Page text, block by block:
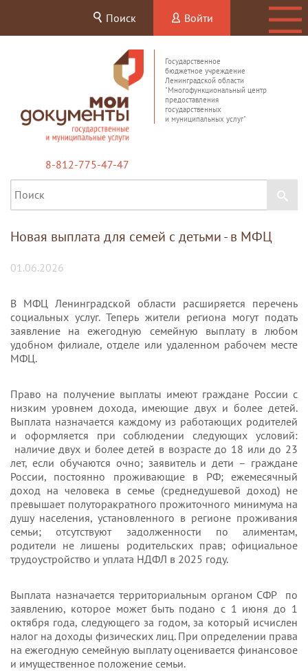
Поиск Войти
Государственное
бюджетное учреждение
Ленинградской области
"Многофункциональный центр
предоставления
государственных
и муниципальных услуг"
8-812-775-47-47
Новая выплата для семей с детьми - в МФЦ
01.06.2026
В МФЦ Ленинградской области расширяется перечень
социальных услуг. Теперь жители региона могут подать
заявление на ежегодную семейную выплату в любом
удобном филиале, отделе или удаленном рабочем месте
МФЦ.
Право на получение выплаты имеют граждане России с
низким уровнем дохода, имеющие двух и более детей.
Выплата назначается каждому из работающих родителей
и оформляется при соблюдении следующих условий:
наличие двух и более детей в возрасте до 18 или до 23
лет, если обучаются очно; заявитель и дети – граждане
России, постоянно проживающие в РФ; ежемесячный
доход на человека в семье (среднедушевой доход) не
превышает полуторакратного прожиточного минимума на
душу населения, установленного в регионе проживания
семьи; отсутствуют задолженности по алиментам,
родители не лишены родительских прав; официальное
трудоустройство и уплата НДФЛ в 2025 году.
Выплата назначается территориальным органом СФР по
заявлению, которое может быть подано с 1 июня до 1
октября года, следующего за годом, за который исчислен
налог на доходы физических лиц. При определении права
на ежегодную семейную выплату оценивается финансовое
и имущественное положение семьи.